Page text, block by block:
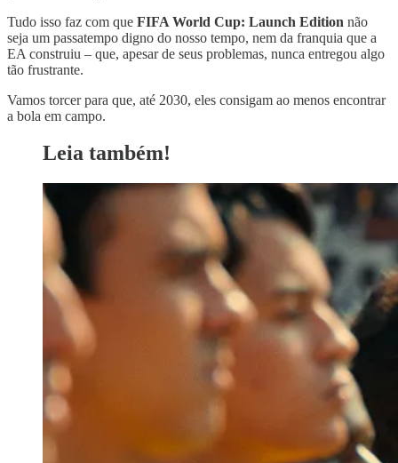
Tudo isso faz com que FIFA World Cup: Launch Edition não
seja um passatempo digno do nosso tempo, nem da franquia que a
EA construiu – que, apesar de seus problemas, nunca entregou algo
tão frustrante.
Vamos torcer para que, até 2030, eles consigam ao menos encontrar
a bola em campo.
Leia também!